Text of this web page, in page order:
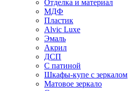
Отделка и материал
МДФ
Пластик
Alvic Luxe
Эмаль
Акрил
ДСП
С патиной
Шкафы-купе с зеркалом
Матовое зеркало